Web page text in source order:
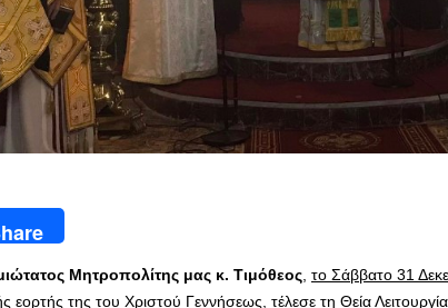
Μητροπολίτης μας κ. Τιμόθεος, το Σάββατο 31
εορτής της του Χριστού Γεννήσεως, τέλεσε τη Θεία